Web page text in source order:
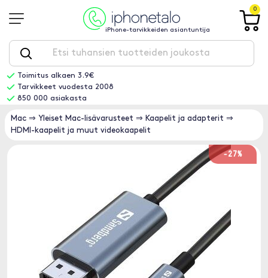
iPhone-tarvikkeiden asiantuntija
0
Toimitus alkaen 3.9€
Tarvikkeet vuodesta 2008
850 000 asiakasta
Mac ⇒ Yleiset Mac-lisävarusteet ⇒ Kaapelit ja adapterit ⇒
HDMI-kaapelit ja muut videokaapelit
-27%